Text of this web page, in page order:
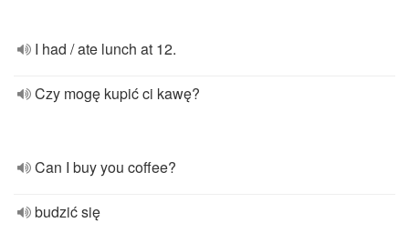
I had / ate lunch at 12.
Czy mogę kupić ci kawę?
Can I buy you coffee?
budzić się